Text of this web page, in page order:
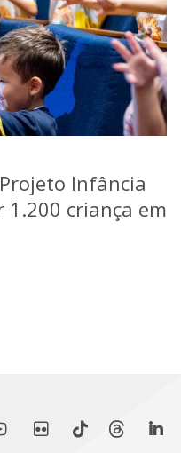
Infância
1.200 criança em